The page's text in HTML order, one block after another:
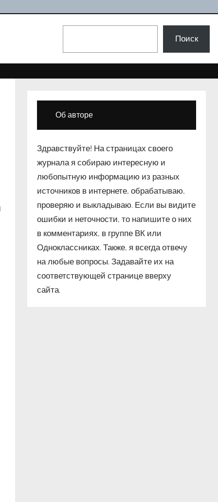
Поиск
Об авторе
Здравствуйте! На страницах своего
журнала я собираю интересную и
любопытную информацию из разных
источников в интернете, обрабатываю,
проверяю и выкладываю. Если вы видите
ошибки и неточности, то напишите о них
в комментариях, в группе ВК или
Одноклассниках. Также, я всегда отвечу
на любые вопросы. Задавайте их на
соответствующей странице вверху
сайта.